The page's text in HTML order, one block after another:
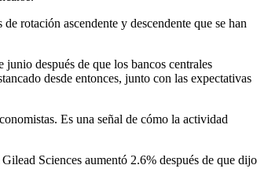
rotación ascendente y descendente que se han
después de que los bancos centrales
desde entonces, junto con las expectativas
Es una señal de cómo la actividad
Sciences aumentó 2.6% después de que dijo